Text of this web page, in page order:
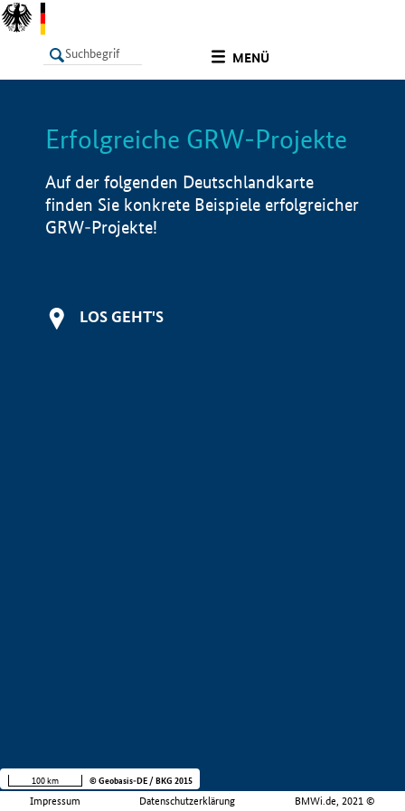
MENÜ
LISTE Info
Erfolgreiche GRW-Projekte
Auf der folgenden Deutschlandkarte
finden Sie konkrete Beispiele erfolgreicher
GRW-Projekte!
LOS GEHT'S
Impressum Datenschutzerklärung BMWi.de, 2021 ©
100 km © Geobasis-DE / BKG 2015